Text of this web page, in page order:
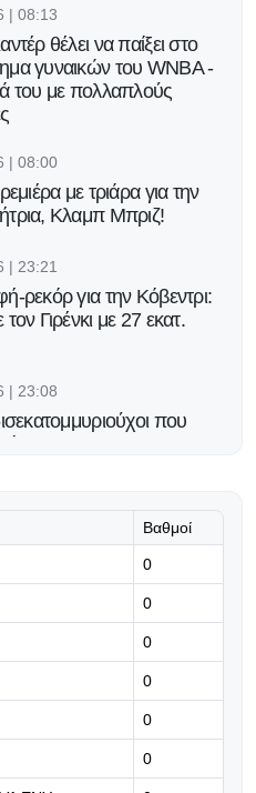
| 08:13
θέλει να παίξει στο
γυναικών του WNBA -
του με πολλαπλούς
| 08:00
με τριάρα για την
Κλαμπ Μπριζ!
| 23:21
ρεκόρ για την Κόβεντρι:
Γιρένκι με 27 εκατ.
| 23:08
που
challenge έγινε
στην 3η κατηγορία
| 22:42
μέχρι τα επόμενα
22:29
Πάλας ο Τομιγιάσου
δοκιμή
Βαθμοί
0
0
0
0
0
0